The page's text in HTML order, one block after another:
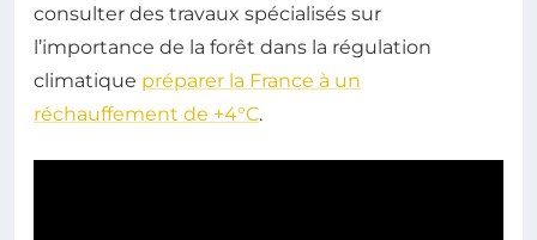
consulter des travaux spécialisés sur
l’importance de la forêt dans la régulation
climatique préparer la France à un
réchauffement de +4°C.